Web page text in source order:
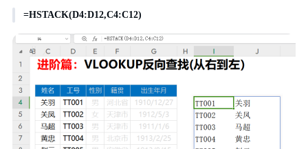
=HSTACK(D4:D12,C4:C12)